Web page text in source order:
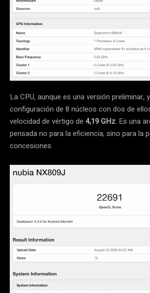
La CPU, aunque es una versión preliminar,
configuración de 8 núcleos con dos de
velocidad de vértigo de 4,19 GHz. Es una
pensada no para la eficiencia, sino para la
concesiones.